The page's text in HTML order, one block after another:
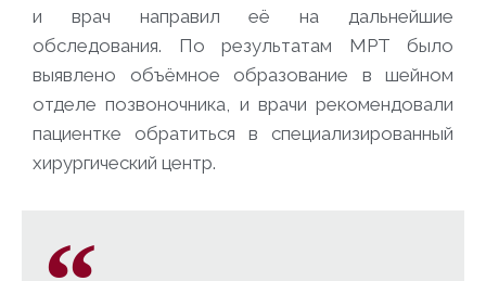
и врач направил её на дальнейшие
обследования. По результатам МРТ было
выявлено объёмное образование в шейном
отделе позвоночника, и врачи рекомендовали
пациентке обратиться в специализированный
хирургический центр.